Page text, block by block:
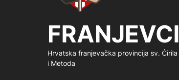
FRANJEVCI
Hrvatska franjevačka provincija sv. Ćirila
i Metoda